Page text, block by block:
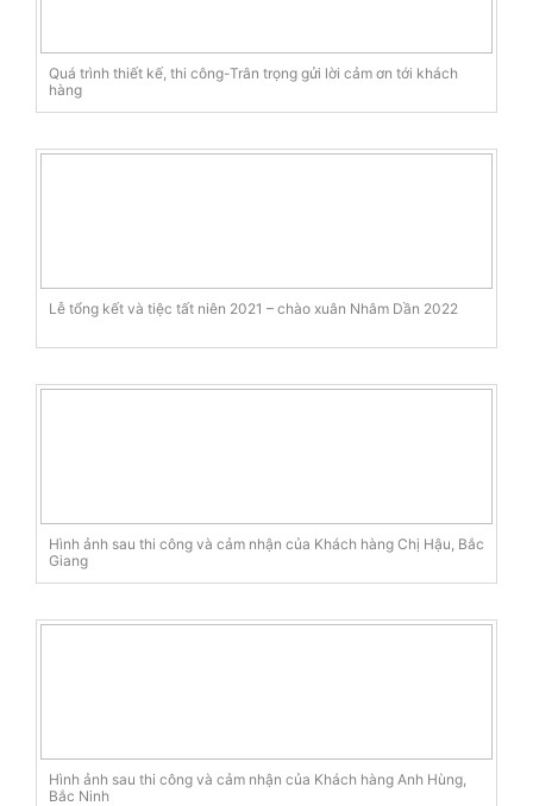
Quá trình thiết kế, thi công-Trân trọng gửi lời cảm ơn tới khách
hàng
Lễ tổng kết và tiệc tất niên 2021 – chào xuân Nhâm Dần 2022
Hình ảnh sau thi công và cảm nhận của Khách hàng Chị Hậu, Bắc
Giang
Hình ảnh sau thi công và cảm nhận của Khách hàng Anh Hùng,
Bắc Ninh